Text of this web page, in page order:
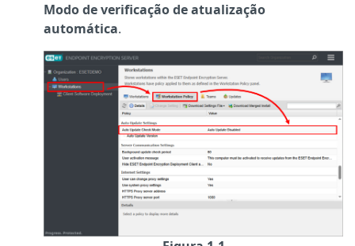
Modo de verificação de atualização
automática.